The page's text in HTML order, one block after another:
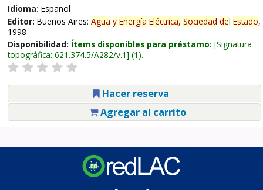
Idioma: Español
Editor: Buenos Aires: Agua y Energía Eléctrica, Sociedad del Estado,
1998
Disponibilidad: Ítems disponibles para préstamo: Signatura
topográfica: 621.374.5/A282/v.1 (1).
Hacer reserva
Agregar al carrito